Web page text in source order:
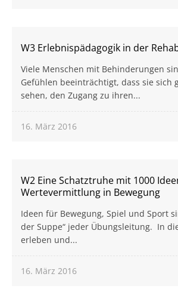
W3 Erlebnispädagogik in der
Viele Menschen mit Behinderungen
Gefühlen beeinträchtigt, dass sie sich
sehen, den Zugang zu ihren...
16. März 2016
W2 Eine Schatztruhe mit 1000
Wertevermittlung in Bewegung
Ideen für Bewegung, Spiel und Sport
der Suppe“ jeder Übungsleitung. In
erleben und...
16. März 2016